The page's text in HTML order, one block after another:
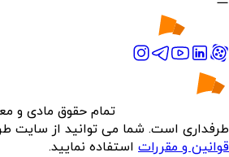
تمام حقوق مادی و
طرفداری است. شما می توانید از سایت
قوانین و مقررات استفاده نمایید.